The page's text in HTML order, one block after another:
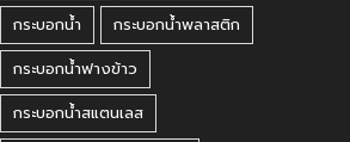
กระบอกน้ำ
กระบอกน้ำพลาสติก
กระบอกน้ำฟางข้าว
กระบอกน้ำสแตนเลส